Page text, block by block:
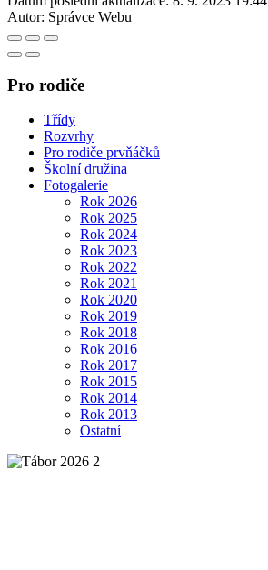
Autor: Správce Webu
Pro rodiče
Třídy
Rozvrhy
Pro rodiče prvňáčků
Školní družina
Fotogalerie
Rok 2026
Rok 2025
Rok 2024
Rok 2023
Rok 2022
Rok 2021
Rok 2020
Rok 2019
Rok 2018
Rok 2016
Rok 2017
Rok 2015
Rok 2014
Rok 2013
Ostatní